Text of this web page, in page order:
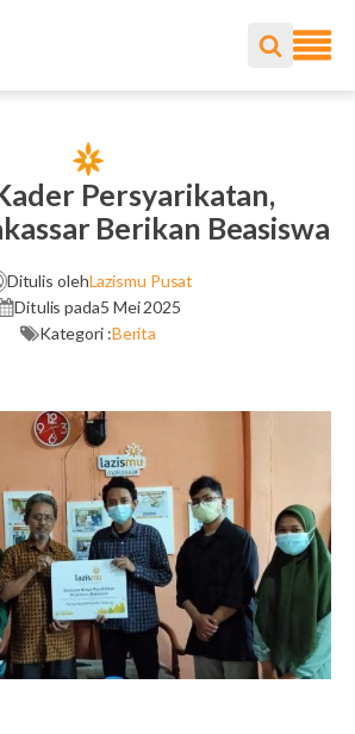
Persyarikatan,
Berikan Beasiswa
Ditulis olehLazismu Pusat
Ditulis pada5 Mei 2025
Kategori :Berita